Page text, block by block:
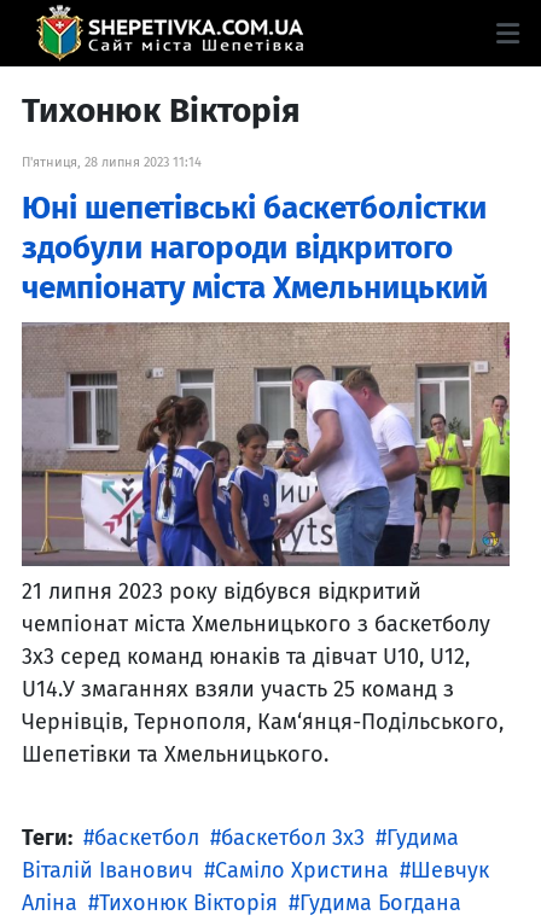
Тихонюк Вікторія
П'ятниця, 28 липня 2023 11:14
Юні шепетівські баскетболістки
здобули нагороди відкритого
чемпіонату міста Хмельницький
21 липня 2023 року відбувся відкритий
чемпіонат міста Хмельницького з баскетболу
3х3 серед команд юнаків та дівчат U10, U12,
U14.У змаганнях взяли участь 25 команд з
Чернівців, Тернополя, Кам‘янця-Подільського,
Шепетівки та Хмельницького.
Теги: баскетбол баскетбол 3х3
Гудима
Віталій Іванович
Саміло Христина
Шевчук
Аліна
Тихонюк Вікторія
Гудима Богдана